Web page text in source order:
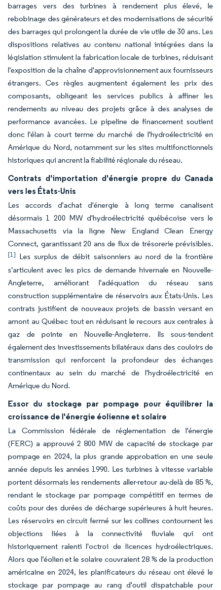
barrages vers des turbines à rendement plus élevé, le
rebobinage des générateurs et des modernisations de sécurité
des barrages qui prolongent la durée de vie utile de 30 ans. Les
dispositions relatives au contenu national intégrées dans la
législation stimulent la fabrication locale de turbines, réduisant
l'exposition de la chaîne d'approvisionnement aux fournisseurs
étrangers. Ces règles augmentent également les prix des
composants, obligeant les services publics à affiner les
rendements au niveau des projets grâce à des analyses de
performance avancées. Le pipeline de financement soutient
donc l'élan à court terme du marché de l'hydroélectricité en
Amérique du Nord, notamment sur les sites multifonctionnels
historiques qui ancrent la fiabilité régionale du réseau.
Contrats d'importation d'énergie propre du Canada
vers les États-Unis
Les accords d'achat d'énergie à long terme canalisent
désormais 1 200 MW d'hydroélectricité québécoise vers le
Massachusetts via la ligne New England Clean Energy
Connect, garantissant 20 ans de flux de trésorerie prévisibles.
[1] Les surplus de débit saisonniers au nord de la frontière
s'articulent avec les pics de demande hivernale en Nouvelle-
Angleterre, améliorant l'adéquation du réseau sans
construction supplémentaire de réservoirs aux États-Unis. Les
contrats justifient de nouveaux projets de bassin versant en
amont au Québec tout en réduisant le recours aux centrales à
gaz de pointe en Nouvelle-Angleterre. Ils sous-tendent
également des investissements bilatéraux dans des couloirs de
transmission qui renforcent la profondeur des échanges
continentaux au sein du marché de l'hydroélectricité en
Amérique du Nord.
Essor du stockage par pompage pour équilibrer la
croissance de l'énergie éolienne et solaire
La Commission fédérale de réglementation de l'énergie
(FERC) a approuvé 2 800 MW de capacité de stockage par
pompage en 2024, la plus grande approbation en une seule
année depuis les années 1990. Les turbines à vitesse variable
portent désormais les rendements aller-retour au-delà de 85 %,
rendant le stockage par pompage compétitif en termes de
coûts pour des durées de décharge supérieures à huit heures.
Les réservoirs en circuit fermé sur les collines contournent les
objections liées à la connectivité fluviale qui ont
historiquement ralenti l'octroi de licences hydroélectriques.
Alors que l'éolien et le solaire couvraient 28 % de la production
américaine en 2024, les planificateurs du réseau ont élevé le
stockage par pompage au rang d'outil dispatchable pour